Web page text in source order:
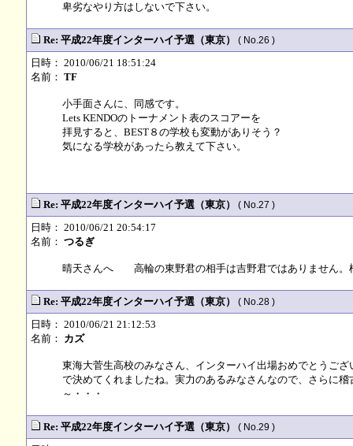
卑劣なやり方はしないで下さい。
Re: 平成22年度インターハイ予選（東京） ( No.26 )
日時： 2010/06/21 18:51:24
名前： TF
小手面さんに、同感です。
Lets KENDOのトーナメント表のスコアーを
拝見すると、BEST８の学校も変動がありそう？
気になる学校があったら教えて下さい。
Re: 平成22年度インターハイ予選（東京） ( No.27 )
日時： 2010/06/21 20:54:17
名前： つるぎ
晴天さんへ 高輪の東野君の相手は吉野君ではありません。
Re: 平成22年度インターハイ予選（東京） ( No.28 )
日時： 2010/06/21 21:12:53
名前： カズ
東海大菅生高校のみなさん、インターハイ出場おめでとうご
で決めてくれましたね。実力のあるみなさんなので、さらに
～・・・
Re: 平成22年度インターハイ予選（東京） ( No.29 )